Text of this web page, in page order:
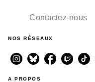
Contactez-nous
NOS RÉSEAUX
A PROPOS